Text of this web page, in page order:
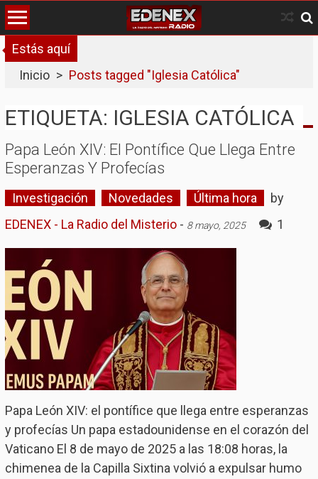
Skip
to
content
Estás aquí
Inicio > Posts tagged "Iglesia Católica"
ETIQUETA: IGLESIA CATÓLICA
Papa León XIV: El Pontífice Que Llega Entre
Esperanzas Y Profecías
Investigación Novedades Última hora
by
EDENEX - La Radio del Misterio- 8 mayo, 2025 1
Papa León XIV: el pontífice que llega entre esperanzas
y profecías Un papa estadounidense en el corazón del
Vaticano El 8 de mayo de 2025 a las 18:08 horas, la
chimenea de la Capilla Sixtina volvió a expulsar humo